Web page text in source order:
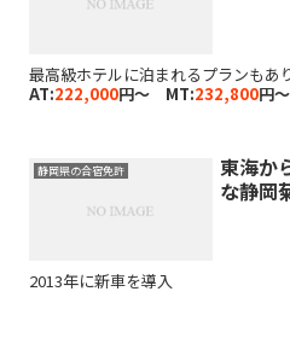
最高級ホテルに泊まれるプランもあ
AT:222,000円～ MT:232,800円～
静岡県の合宿免許
東海か
な静岡
2013年に新車を導入